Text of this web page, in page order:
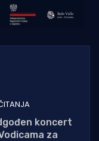
koncert
za